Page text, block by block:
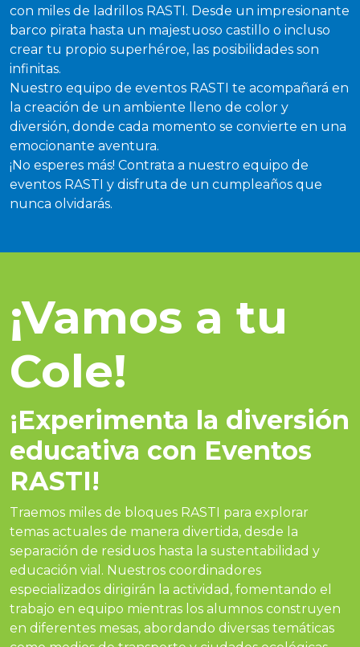
con miles de ladrillos RASTI. Desde un impresionante
barco pirata hasta un majestuoso castillo o incluso
crear tu propio superhéroe, las posibilidades son
infinitas.
Nuestro equipo de eventos RASTI te acompañará en
la creación de un ambiente lleno de color y
diversión, donde cada momento se convierte en una
emocionante aventura.
¡No esperes más! Contrata a nuestro equipo de
eventos RASTI y disfruta de un cumpleaños que
nunca olvidarás.
¡Vamos a tu
Cole!
¡Experimenta la diversión
educativa con Eventos
RASTI!
Traemos miles de bloques RASTI para explorar
temas actuales de manera divertida, desde la
separación de residuos hasta la sustentabilidad y
educación vial. Nuestros coordinadores
especializados dirigirán la actividad, fomentando el
trabajo en equipo mientras los alumnos construyen
en diferentes mesas, abordando diversas temáticas